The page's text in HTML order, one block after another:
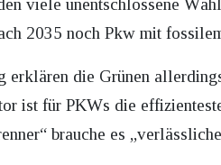
viele unentschlossene
2035 noch Pkw mit
erklären die Grünen
ist für PKWs die
brauche es